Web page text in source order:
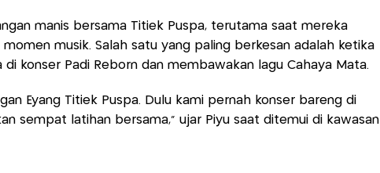
manis bersama Titiek Puspa, terutama saat mereka
musik. Salah satu yang paling berkesan adalah ketika
konser Padi Reborn dan membawakan lagu Cahaya Mata.
Eyang Titiek Puspa. Dulu kami pernah konser bareng di
sempat latihan bersama," ujar Piyu saat ditemui di kawasan